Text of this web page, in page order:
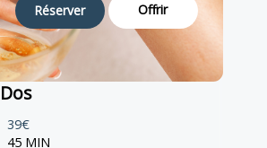
Réserver Offrir
Dos
39€
45 MIN